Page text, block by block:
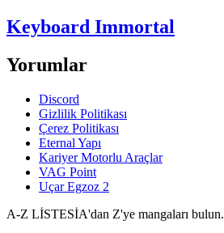
Keyboard Immortal
Yorumlar
Discord
Gizlilik Politikası
Çerez Politikası
Eternal Yapı
Kariyer Motorlu Araçlar
VAG Point
Uçar Egzoz 2
A-Z LİSTESİA'dan Z'ye mangaları bulun.